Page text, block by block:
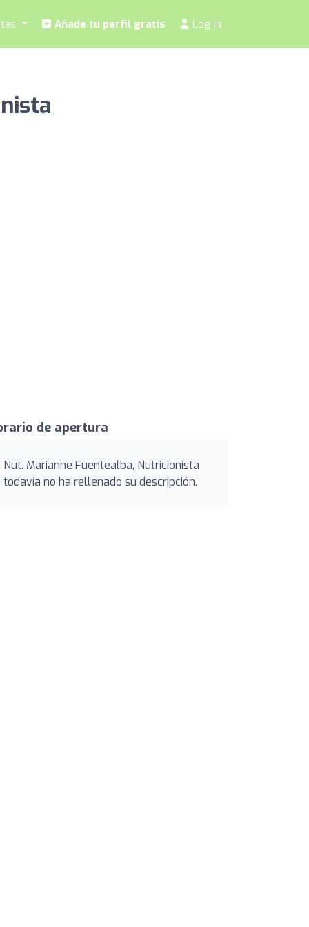
Añade tu perfil gratis Log in
de apertura
Nut. Marianne Fuentealba, Nutricionista
todavía no ha rellenado su descripción.